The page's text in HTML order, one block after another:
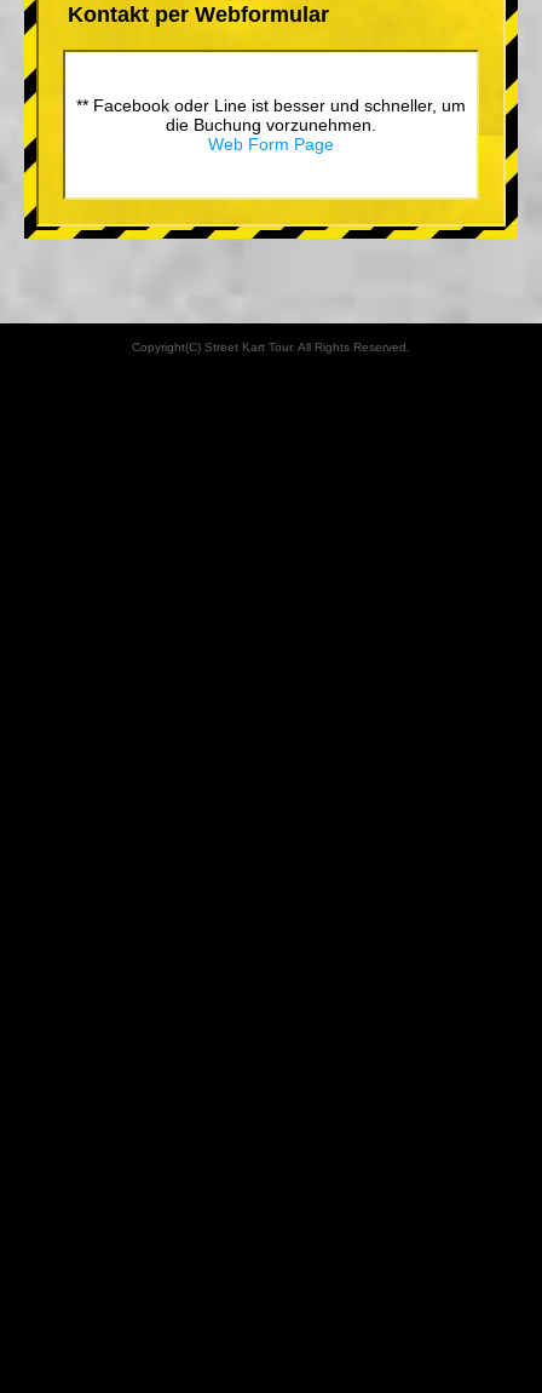
Kontakt per Webformular
** Facebook oder Line ist besser und schneller, um
die Buchung vorzunehmen.
Web Form Page
Copyright(C) Street Kart Tour. All Rights Reserved.